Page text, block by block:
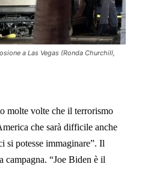
a Las Vegas (Ronda Churchill,
molte volte che il terrorismo
che sarà difficile anche
si potesse immaginare”. Il
campagna. “Joe Biden è il